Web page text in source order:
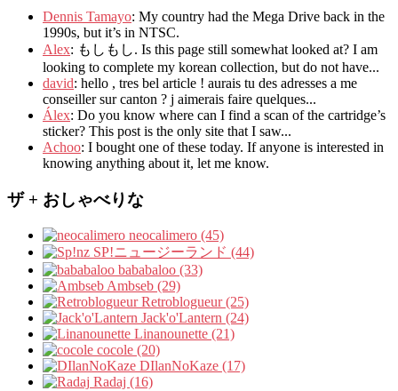
Dennis Tamayo: My country had the Mega Drive back in the
1990s, but it’s in NTSC.
Alex: もしもし. Is this page still somewhat looked at? I am
looking to complete my korean collection, but do not have...
david: hello , tres bel article ! aurais tu des adresses a me
conseiller sur canton ? j aimerais faire quelques...
Álex: Do you know where can I find a scan of the cartridge’s
sticker? This post is the only site that I saw...
Achoo: I bought one of these today. If anyone is interested in
knowing anything about it, let me know.
ザ + おしゃべりな
neocalimero (45)
SP!ニュージーランド (44)
bababaloo (33)
Ambseb (29)
Retroblogueur (25)
Jack'o'Lantern (24)
Linanounette (21)
cocole (20)
DIlanNoKaze (17)
Radaj (16)